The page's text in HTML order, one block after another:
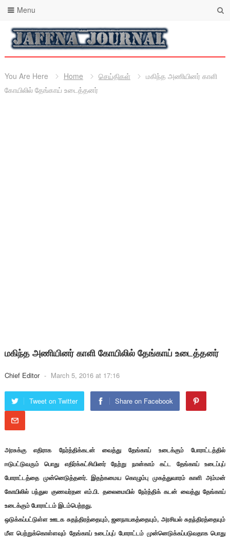
Menu
You Are Here Home செய்திகள்
மகிந்த அணியினர் காளி
கோயிலில் தேங்காய் உடைத்தனர்
மகிந்த அணியினர் காளி கோயிலில் தேங்காய் உடைத்தனர்
Chief Editor - March 5, 2016 at 17:16
Tweet on Twitter Share on Facebook
அரசுக்கு எதிராக நேர்த்திக்கடன் வைத்து தேங்காய் உடைக்கும் போராட்டத்தில்
ஈடுபட்டுவரும் பொது எதிர்க்கட்சியினர் நேற்று நான்காம் கட்ட தேங்காய் உடைப்புப்
போராட்டத்தை முன்னெடுத்தனர். இதற்கமைய கொழும்பு முகத்துவாரம் காளி அம்மன்
கோயிலில் பந்துல குணவர்தன எம்.பி. தலைமையில் நேர்த்திக் கடன் வைத்து தேங்காய்
உடைக்கும் போராட்டம் இடம்பெற்றது.
ஒடுக்கப்பட்டுள்ள ஊடக சுதந்திரத்தையும், ஜனநாயகத்தையும், அரசியல் சுதந்திரத்தையும்
மீள பெற்றுக்கொள்ளவும் தேங்காய் உடைப்புப் போராட்டம் முன்னெடுக்கப்படுவதாக பொது